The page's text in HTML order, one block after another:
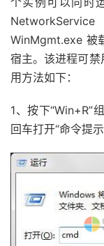
WinMgmt.exe 被
宿主。该进程可
用方法如下：
1、按下“Win+R”
回车打开“命令提示